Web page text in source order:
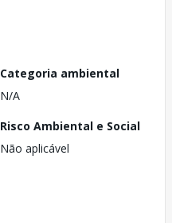
Categoria ambiental
N/A
Risco Ambiental e Social
Não aplicável